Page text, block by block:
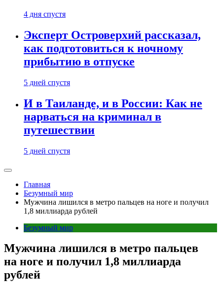
4 дня спустя
Эксперт Островерхий рассказал,
как подготовиться к ночному
прибытию в отпуске
5 дней спустя
И в Таиланде, и в России: Как не
нарваться на криминал в
путешествии
5 дней спустя
Главная
Безумный мир
Мужчина лишился в метро пальцев на ноге и получил
1,8 миллиарда рублей
Безумный мир
Мужчина лишился в метро пальцев
на ноге и получил 1,8 миллиарда
рублей